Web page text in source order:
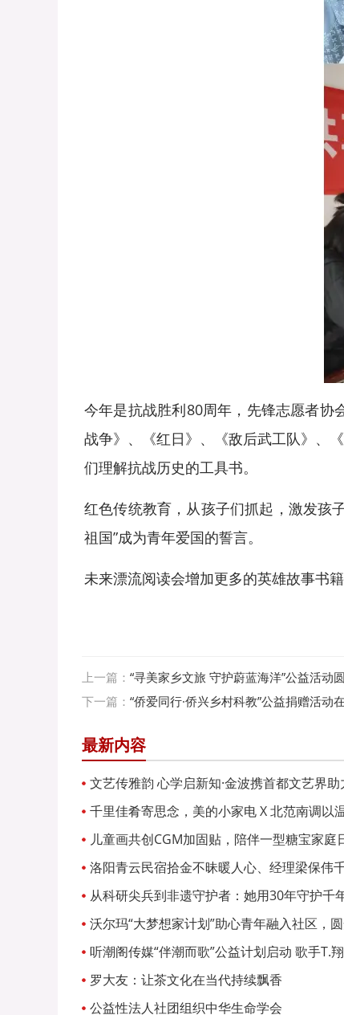
今年是抗战胜利80周年，先锋志愿者协
战争》、《红日》、《敌后武工队》、
们理解抗战历史的工具书。
红色传统教育，从孩子们抓起，激发孩
祖国”成为青年爱国的誓言。
未来漂流阅读会增加更多的英雄故事书
上一篇： “寻美家乡文旅 守护蔚蓝海洋”公益活动
下一篇： “侨爱同行·侨兴乡村科教”公益捐赠活动
最新内容
文艺传雅韵 心学启新知·金波携首都文艺界
千里佳肴寄思念，美的小家电 X 北范南调以
儿童画共创CGM加固贴，陪伴一型糖宝家庭
洛阳青云民宿拾金不昧暖人心、经理梁保伟
从科研尖兵到非遗守护者：她用30年守护千
沃尔玛“大梦想家计划”助心青年融入社区，
听潮阁传媒“伴潮而歌”公益计划启动 歌手T.
常》
罗大友：让茶文化在当代持续飘香
公益性法人社团组织中华生命学会